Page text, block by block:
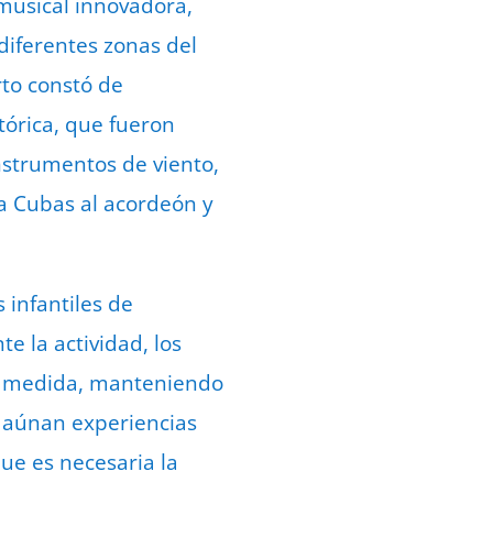
zonas del
constó de
que fueron
de viento,
Cubas al acordeón y
infantiles de
la actividad, los
manteniendo
experiencias
es necesaria la